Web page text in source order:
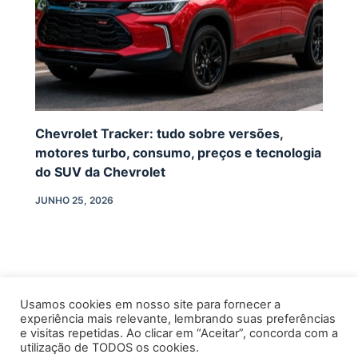
Chevrolet Tracker: tudo sobre versões,
motores turbo, consumo, preços e tecnologia
do SUV da Chevrolet
JUNHO 25, 2026
Usamos cookies em nosso site para fornecer a
experiência mais relevante, lembrando suas preferências
e visitas repetidas. Ao clicar em “Aceitar”, concorda com a
utilização de TODOS os cookies.